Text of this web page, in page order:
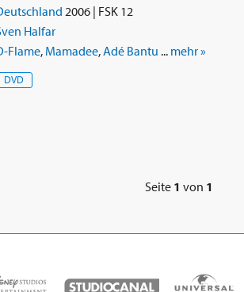
2006 | FSK 12
Halfar
Flame, Mamadee,Adé Bantu ... mehr »
DVD
Seite 1 von 1